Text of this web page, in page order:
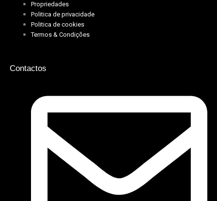
Propriedades
Politica de privacidade
Politica de cookies
Termos & Condições
Contactos